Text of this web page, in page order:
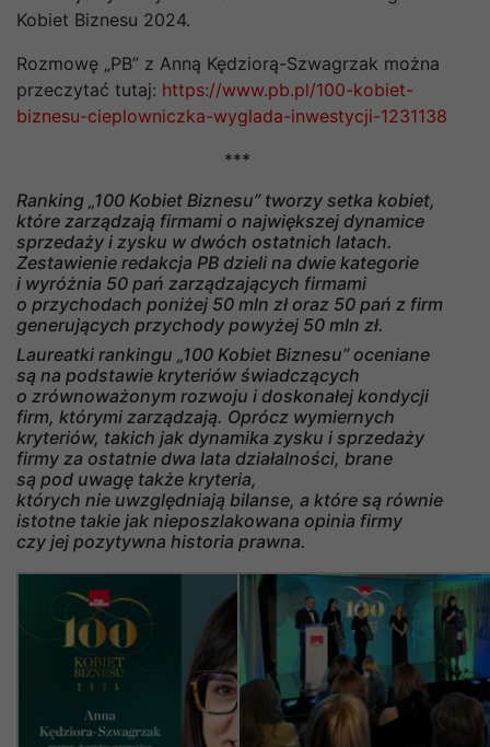
Kobiet Biznesu 2024.
Rozmowę „PB” z Anną Kędziorą-Szwagrzak można
przeczytać tutaj: https://www.pb.pl/100-kobiet-
biznesu-cieplowniczka-wyglada-inwestycji-1231138
***
Ranking „100 Kobiet Biznesu” tworzy setka kobiet,
które zarządzają firmami o największej dynamice
sprzedaży i zysku w dwóch ostatnich latach.
Zestawienie redakcja PB dzieli na dwie kategorie
i wyróżnia 50 pań zarządzających firmami
o przychodach poniżej 50 mln zł oraz 50 pań z firm
generujących przychody powyżej 50 mln zł.
Laureatki rankingu „100 Kobiet Biznesu” oceniane
są na podstawie kryteriów świadczących
o zrównoważonym rozwoju i doskonałej kondycji
firm, którymi zarządzają. Oprócz wymiernych
kryteriów, takich jak dynamika zysku i sprzedaży
firmy za ostatnie dwa lata działalności, brane
są pod uwagę także kryteria,
których nie uwzględniają bilanse, a które są równie
istotne takie jak nieposzlakowana opinia firmy
czy jej pozytywna historia prawna.